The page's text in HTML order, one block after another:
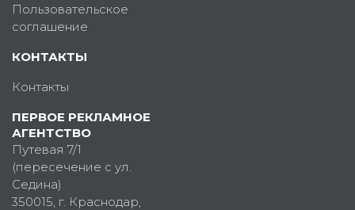
Пользовательское
соглашение
КОНТАКТЫ
Контакты
ПЕРВОЕ РЕКЛАМНОЕ
АГЕНТСТВО
Путевая 7/1
(пересечение с ул.
Седина)
350015 , г. Краснодар,